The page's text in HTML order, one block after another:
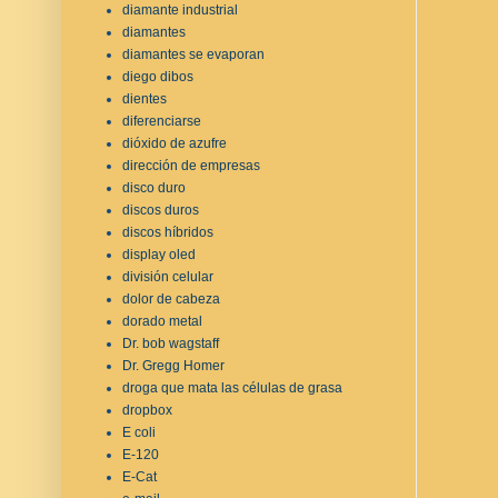
diamante industrial
diamantes
diamantes se evaporan
diego dibos
dientes
diferenciarse
dióxido de azufre
dirección de empresas
disco duro
discos duros
discos híbridos
display oled
división celular
dolor de cabeza
dorado metal
Dr. bob wagstaff
Dr. Gregg Homer
droga que mata las células de grasa
dropbox
E coli
E-120
E-Cat